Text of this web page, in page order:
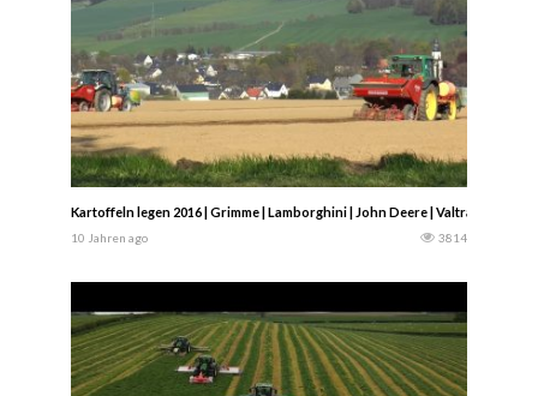
Kartoffeln legen 2016 | Grimme | Lamborghini | John Deere | Valtra | Claas |
10 Jahren ago 3814